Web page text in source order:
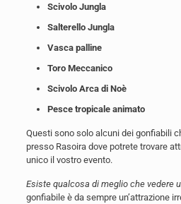
Scivolo Jungla
Salterello Jungla
Vasca palline
Toro Meccanico
Scivolo Arca di Noè
Pesce tropicale animato
Questi sono solo alcuni dei gonfiabili
presso Rasoira dove potrete trovare
unico il vostro evento.
Esiste qualcosa di meglio che vedere
gonfiabile è da sempre un’attrazione